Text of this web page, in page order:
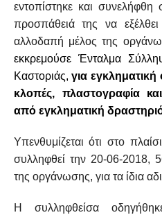
εντοπίστηκε και
προσπάθειά της να
αλλοδαπή μέλος της
εκκρεμούσε Ένταλμα
Καστοριάς, για
κλοπές, πλαστογραφία
από εγκληματική
Υπενθυμίζεται ότι στο
συλληφθεί την 20-06-2018,
της οργάνωσης, για τα ίδια
Η συλληφθείσα